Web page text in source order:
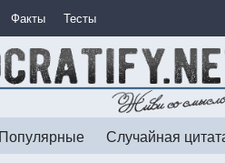
Факты Тесты
Популярные Случайная